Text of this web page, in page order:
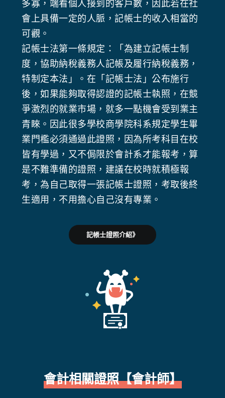
多寡，端看個人接到的客戶數，因此若在社
會上具備一定的人脈，記帳士的收入相當的
可觀。
記帳士法第一條規定：「為建立記帳士制
度，協助納稅義務人記帳及履行納稅義務，
特制定本法」。在「記帳士法」公布施行
後，如果能夠取得認證的記帳士執照，在競
爭激烈的就業市場，就多一點機會受到業主
青睞。因此很多學校商學院科系規定學生畢
業門檻必須通過此證照，因為所考科目在校
皆有學過，又不侷限於會計系才能報考，算
是不難準備的證照，建議在校時就積極報
考，為自己取得一張記帳士證照，考取後終
生適用，不用擔心自己沒有專業。
記帳士證照介紹》
會計相關證照【會計師】